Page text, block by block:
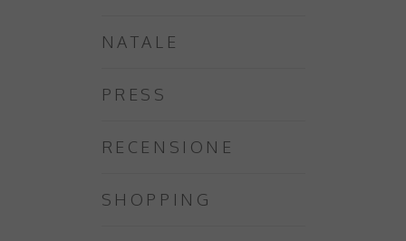
NATALE
PRESS
RECENSIONE
SHOPPING